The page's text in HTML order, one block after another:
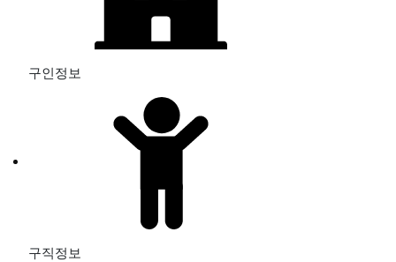
구인정보
구직정보